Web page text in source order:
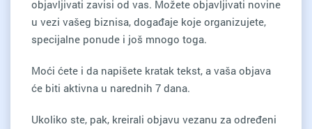
objavljivati zavisi od vas. Možete objavljivati novine
u vezi vašeg biznisa, događaje koje organizujete,
specijalne ponude i još mnogo toga.
Moći ćete i da napišete kratak tekst, a vaša objava
će biti aktivna u narednih 7 dana.
Ukoliko ste, pak, kreirali objavu vezanu za određeni